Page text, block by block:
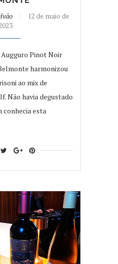
12 de maio de
Augguro Pinot Noir
harmonizou
ao mix de
Não havia degustado
conhecia esta